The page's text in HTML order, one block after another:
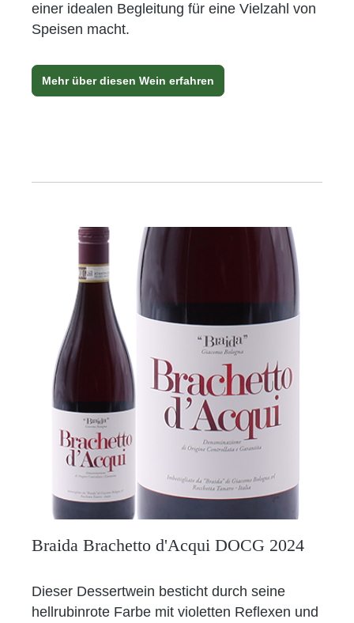
einer idealen Begleitung für eine Vielzahl von
Speisen macht.
Mehr über diesen Wein erfahren
Braida Brachetto d'Acqui DOCG 2024
Dieser Dessertwein besticht durch seine
hellrubinrote Farbe mit violetten Reflexen und